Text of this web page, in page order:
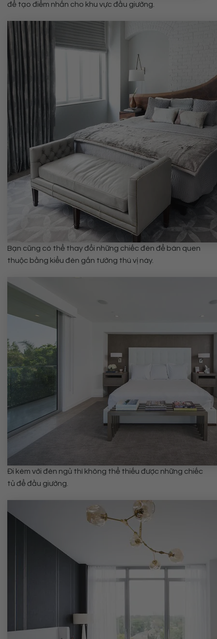
để tạo điểm nhấn cho khu vực đầu giường.
Bạn cũng có thể thay đổi những chiếc đèn để bàn quen
thuộc bằng kiểu đèn gắn tường thú vị này.
Đi kèm với đèn ngủ thì không thể thiếu được những chiếc
tủ để đầu giường.